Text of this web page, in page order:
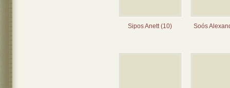
Sipos Anett (10) Soós